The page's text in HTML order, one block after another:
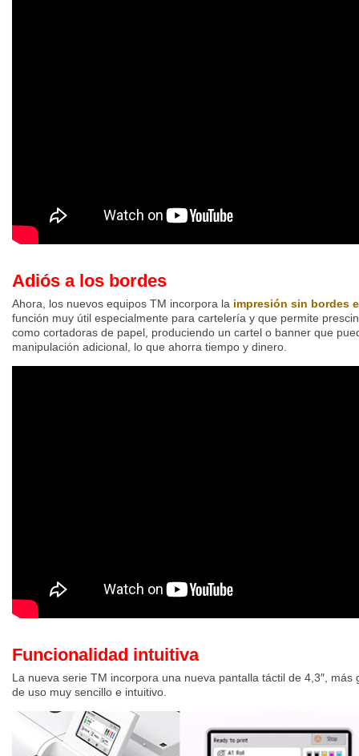
Adiós a los bordes
Ahora, los nuevos equipos TM incorpora la impresión sin bordes
función muy útil especialmente para cartelería y que permite
como cortadoras de papel, produciendo un cartel o banner que
manipulación adicional, lo que ahorra tiempo y dinero.
Funcionalidad intuitiva
La nueva serie TM incorpora una nueva pantalla táctil de 4,3″,
de uso muy sencillo e intuitivo.